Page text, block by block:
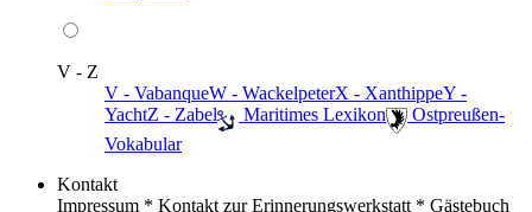
V - Z
V - VabanqueW - WackelpeterX - XanthippeY -
YachtZ - Zabel ️ Maritimes Lexikon
️ Ostpreußen-
Vokabular
Kontakt
Impressum * Kontakt zur Erinnerungswerkstatt * Gästebuch